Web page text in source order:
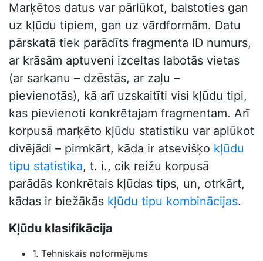
Marķētos datus var pārlūkot, balstoties gan
uz kļūdu tipiem, gan uz vārdformām. Datu
pārskatā tiek parādīts fragmenta ID numurs,
ar krāsām aptuveni izceltas labotās vietas
(ar sarkanu – dzēstās, ar zaļu –
pievienotās), kā arī uzskaitīti visi kļūdu tipi,
kas pievienoti konkrētajam fragmentam. Arī
korpusā marķēto kļūdu statistiku var aplūkot
divējādi – pirmkārt, kāda ir atsevišķo kļūdu
tipu statistika, t. i., cik reižu korpusā
parādās konkrētais kļūdas tips, un, otrkārt,
kādas ir biežākās kļūdu tipu kombinācijas.
Kļūdu klasifikācija
1. Tehniskais noformējums